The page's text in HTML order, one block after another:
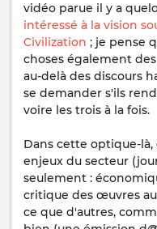
vidéo parue il y a
intéressé à la vision
Civilization ; je pense
choses également des
au-delà des discours
se demander s'ils
voire les trois à la fois.
Dans cette optique-
enjeux du secteur
seulement :
critique des œuvres
ce que d'autres,